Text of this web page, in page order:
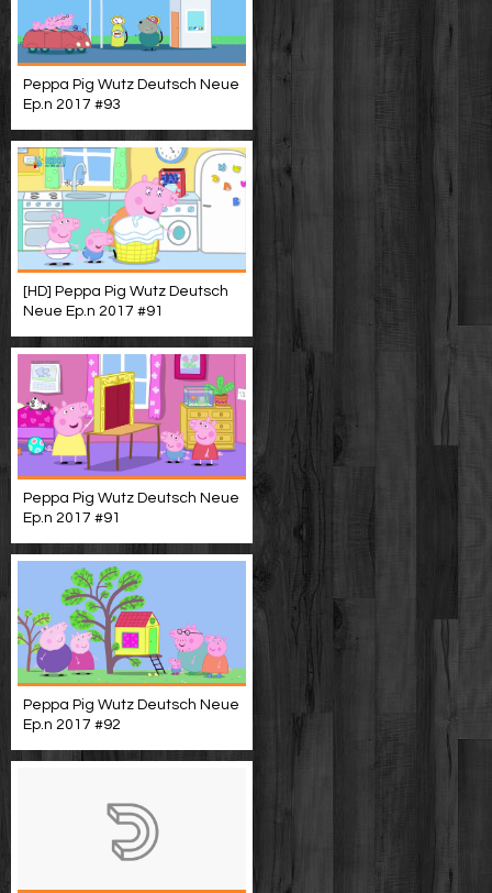
Peppa Pig Wutz Deutsch Neue
Ep.n 2017 #93
[HD] Peppa Pig Wutz Deutsch
Neue Ep.n 2017 #91
Peppa Pig Wutz Deutsch Neue
Ep.n 2017 #91
Peppa Pig Wutz Deutsch Neue
Ep.n 2017 #92